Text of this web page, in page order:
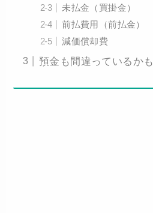
未払金（買掛金）
前払費用（前払金）
減価償却費
預金も間違っているかも